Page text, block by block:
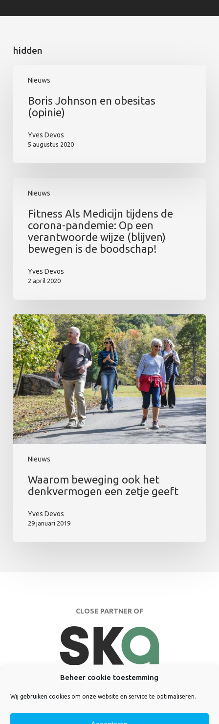
Beheer cookie toestemming
Wij gebruiken cookies om onze website en service te optimaliseren.
hidden
Nieuws
Boris Johnson en obesitas
(opinie)
Yves Devos
5 augustus 2020
Nieuws
Fitness Als Medicijn tijdens de
corona-pandemie: Op een
verantwoorde wijze (blijven)
bewegen is de boodschap!
Yves Devos
2 april 2020
Nieuws
Waarom beweging ook het
denkvermogen een zetje geeft
Yves Devos
29 januari 2019
CLOSE PARTNER OF